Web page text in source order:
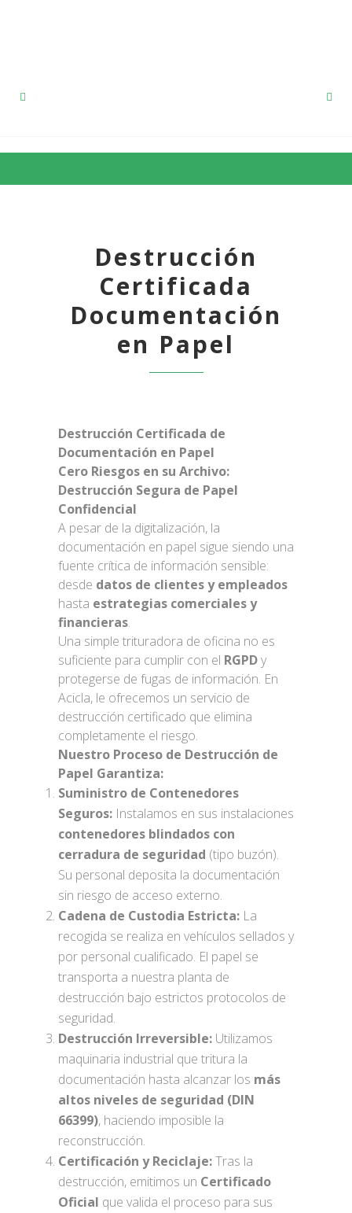
Destrucción
Certificada
Documentación
en Papel
Destrucción Certificada de
Documentación en Papel
Cero Riesgos en su Archivo:
Destrucción Segura de Papel
Confidencial
A pesar de la digitalización, la
documentación en papel sigue siendo una
fuente crítica de información sensible:
desde datos de clientes y empleados
hasta estrategias comerciales y
financieras.
Una simple trituradora de oficina no es
suficiente para cumplir con el RGPDy
protegerse de fugas de información. En
Acicla, le ofrecemos un servicio de
destrucción certificado que elimina
completamente el riesgo.
Nuestro Proceso de Destrucción de
Papel Garantiza:
Suministro de Contenedores
Seguros: Instalamos en sus instalaciones
contenedores blindados con
cerradura de seguridad (tipo buzón).
Su personal deposita la documentación
sin riesgo de acceso externo.
Cadena de Custodia Estricta: La
recogida se realiza en vehículos sellados y
por personal cualificado. El papel se
transporta a nuestra planta de
destrucción bajo estrictos protocolos de
seguridad.
Destrucción Irreversible: Utilizamos
maquinaria industrial que tritura la
documentación hasta alcanzar los más
altos niveles de seguridad (DIN
66399), haciendo imposible la
reconstrucción.
Certificación y Reciclaje:Tras la
destrucción, emitimos un Certificado
Oficial que valida el proceso para sus